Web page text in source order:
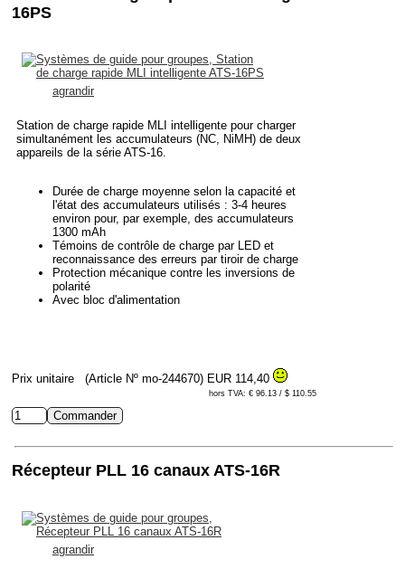
16PS
agrandir
Station de charge rapide MLI intelligente pour charger
simultanément les accumulateurs (NC, NiMH) de deux
appareils de la série ATS-16.
Durée de charge moyenne selon la capacité et
l'état des accumulateurs utilisés : 3-4 heures
environ pour, par exemple, des accumulateurs
1300 mAh
Témoins de contrôle de charge par LED et
reconnaissance des erreurs par tiroir de charge
Protection mécanique contre les inversions de
polarité
Avec bloc d'alimentation
Prix unitaire (Article Nº mo-244670) EUR 114,40
hors TVA: € 96.13 / $ 110.55
Récepteur PLL 16 canaux ATS-16R
agrandir